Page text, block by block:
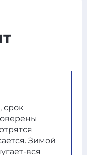
срок
Зимой
вся